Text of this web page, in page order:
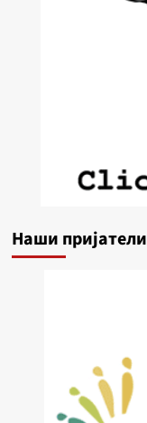
Наши пријатели